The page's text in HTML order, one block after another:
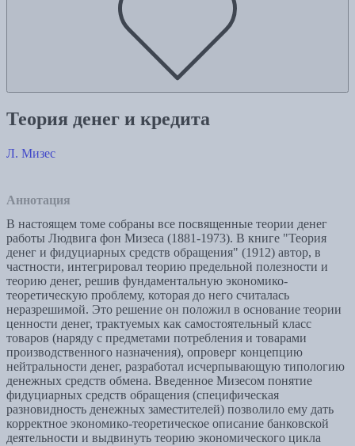
Теория денег и кредита
Л. Мизес
Аннотация
В настоящем томе собраны все посвященные теории денег
работы Людвига фон Мизеса (1881-1973). В книге "Теория
денег и фидуциарных средств обращения" (1912) автор, в
частности, интегрировал теорию предельной полезности и
теорию денег, решив фундаментальную экономико-
теоретическую проблему, которая до него считалась
неразрешимой. Это решение он положил в основание теории
ценности денег, трактуемых как самостоятельный класс
товаров (наряду с предметами потребления и товарами
производственного назначения), опроверг концепцию
нейтральности денег, разработал исчерпывающую типологию
денежных средств обмена. Введенное Мизесом понятие
фидуциарных средств обращения (специфическая
разновидность денежных заместителей) позволило ему дать
корректное экономико-теоретическое описание банковской
деятельности и выдвинуть теорию экономического цикла